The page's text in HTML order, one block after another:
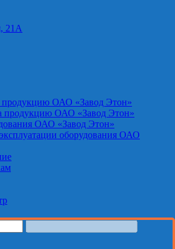
21А
продукцию ОАО «Завод Этон»
продукцию ОАО «Завод Этон»
ОАО «Завод Этон»
оборудования ОАО